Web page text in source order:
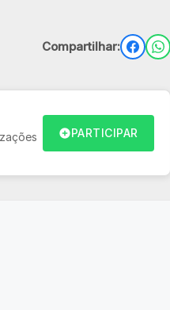
Compartilhar:
PARTICIPAR